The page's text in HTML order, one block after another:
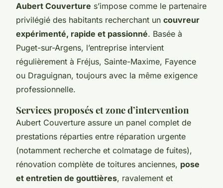
Aubert Couverture s’impose comme le partenaire
privilégié des habitants recherchant un couvreur
expérimenté, rapide et passionné. Basée à
Puget-sur-Argens, l’entreprise intervient
régulièrement à Fréjus, Sainte-Maxime, Fayence
ou Draguignan, toujours avec la même exigence
professionnelle.
Services proposés et zone d’intervention
Aubert Couverture assure un panel complet de
prestations réparties entre réparation urgente
(notamment recherche et colmatage de fuites),
rénovation complète de toitures anciennes, pose
et entretien de gouttières, ravalement et